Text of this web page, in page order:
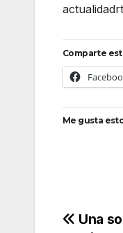
Comparte
Me gusta
Una